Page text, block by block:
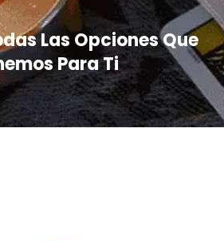
Las Opciones Que
Para Ti